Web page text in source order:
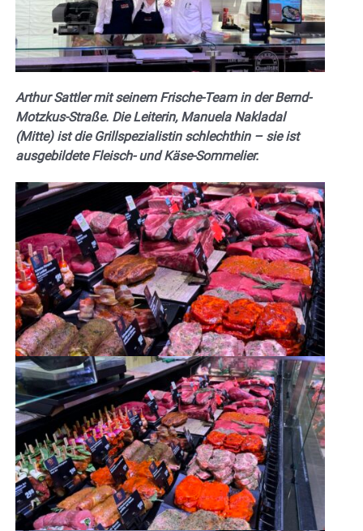
Arthur Sattler mit seinem Frische-Team in der Bernd-
Motzkus-Straße. Die Leiterin, Manuela Nakladal
(Mitte) ist die Grillspezialistin schlechthin – sie ist
ausgebildete Fleisch- und Käse-Sommelier.